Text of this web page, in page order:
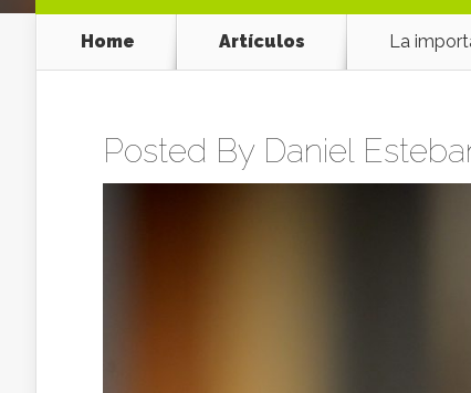
Home Artículos La
Posted By Daniel